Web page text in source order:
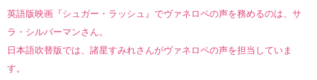
英語版映画『シュガー・ラッシュ』でヴァネロペの声を務めるのは、サ
ラ・シルバーマンさん。
日本語吹替版では、諸星すみれさんがヴァネロペの声を担当していま
す。